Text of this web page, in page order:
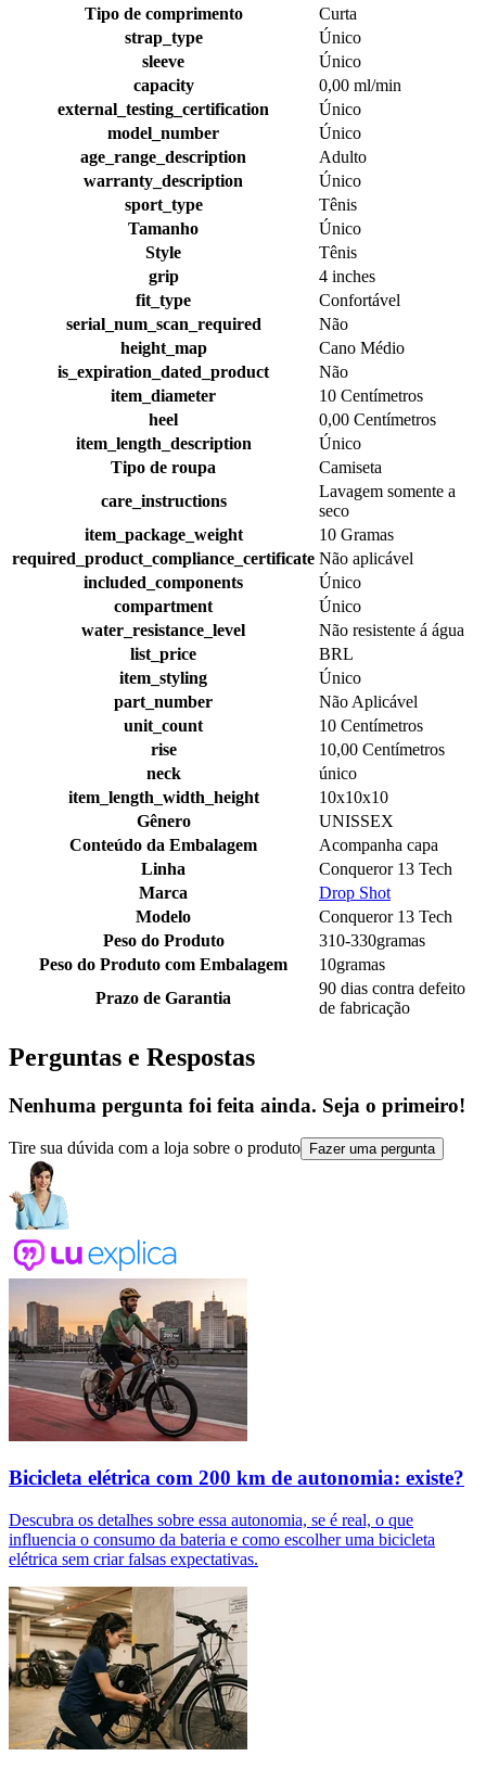
Tipo de comprimento
Curta
strap_type
Único
sleeve
Único
capacity
0,00 ml/min
external_testing_certification
Único
model_number
Único
age_range_description
Adulto
warranty_description
Único
sport_type
Tênis
Tamanho
Único
Style
Tênis
grip
4 inches
fit_type
Confortável
serial_num_scan_required
Não
height_map
Cano Médio
is_expiration_dated_product
Não
item_diameter
10 Centímetros
heel
0,00 Centímetros
item_length_description
Único
Tipo de roupa
Camiseta
care_instructions
Lavagem somente a
seco
item_package_weight
10 Gramas
required_product_compliance_certificate Não aplicável
included_components
Único
compartment
Único
water_resistance_level
Não resistente á água
list_price
BRL
item_styling
Único
part_number
Não Aplicável
unit_count
10 Centímetros
rise
10,00 Centímetros
neck
único
item_length_width_height
10x10x10
Gênero
UNISSEX
Conteúdo da Embalagem
Acompanha capa
Linha
Conqueror 13 Tech
Marca
Drop Shot
Modelo
Conqueror 13 Tech
Peso do Produto
310-330gramas
Peso do Produto com Embalagem
10gramas
Prazo de Garantia
90 dias contra defeito
de fabricação
Perguntas e Respostas
Nenhuma pergunta foi feita ainda. Seja o primeiro!
Tire sua dúvida com a loja sobre o produto Fazer uma pergunta
Bicicleta elétrica com 200 km de autonomia: existe?
Descubra os detalhes sobre essa autonomia, se é real, o que
influencia o consumo da bateria e como escolher uma bicicleta
elétrica sem criar falsas expectativas.